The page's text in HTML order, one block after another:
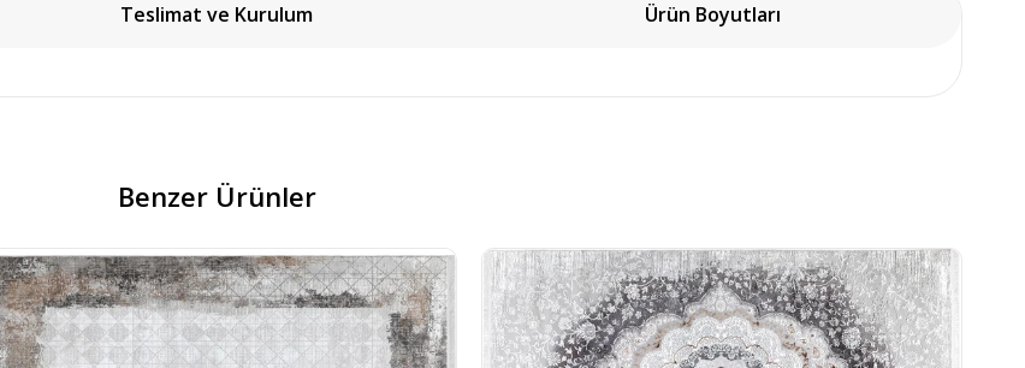
Teslimat ve Kurulum Ürün Boyutları
Benzer Ürünler